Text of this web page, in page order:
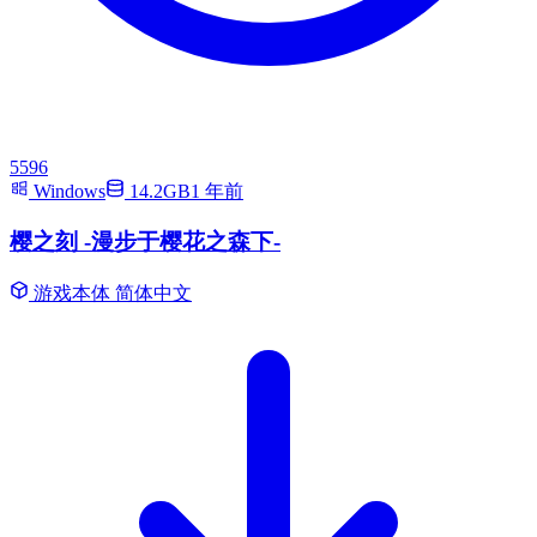
5596
Windows
14.2GB1 年前
樱之刻 -漫步于樱花之森下-
游戏本体 简体中文